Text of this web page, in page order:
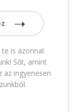
is azonnal
Sőt, amint
ingyenesen